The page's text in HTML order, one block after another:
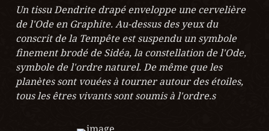
Un tissu Dendrite drapé enveloppe une cervelière
de l'Ode en Graphite. Au-dessus des yeux du
conscrit de la Tempête est suspendu un symbole
finement brodé de Sidéa, la constellation de l'Ode,
symbole de l'ordre naturel. De même que les
planètes sont vouées à tourner autour des étoiles,
tous les êtres vivants sont soumis à l'ordre.s